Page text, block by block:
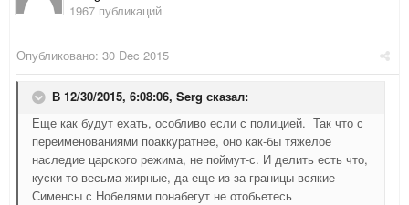
1967 публикаций
Опубликовано: 30 Dec 2015
В 12/30/2015, 6:08:06, Serg сказал:
Еще как будут ехать, особливо если с полицией. Так что с
переименованиями поаккуратнее, оно как-бы тяжелое
наследие царского режима, не поймут-с. И делить есть что,
куски-то весьма жирные, да еще из-за границы всякие
Сименсы с Нобелями понабегут не отобьетесь